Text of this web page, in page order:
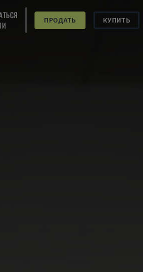
ПРОДАТЬ КУПИТЬ